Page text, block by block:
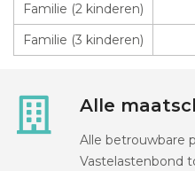
Familie (2 kinderen)
Familie (3 kinderen)
Alle
Alle betrouwbare
Vastelastenbond